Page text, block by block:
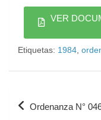
VER
Etiquetas: 1984
Ordenanza N°